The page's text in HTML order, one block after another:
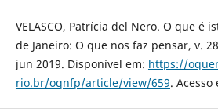
VELASCO, Patrícia del Nero. O que é
de Janeiro: O que nos faz pensar, v.
jun 2019. Disponível em: https://
rio.br/oqnfp/article/view/659. Acesso